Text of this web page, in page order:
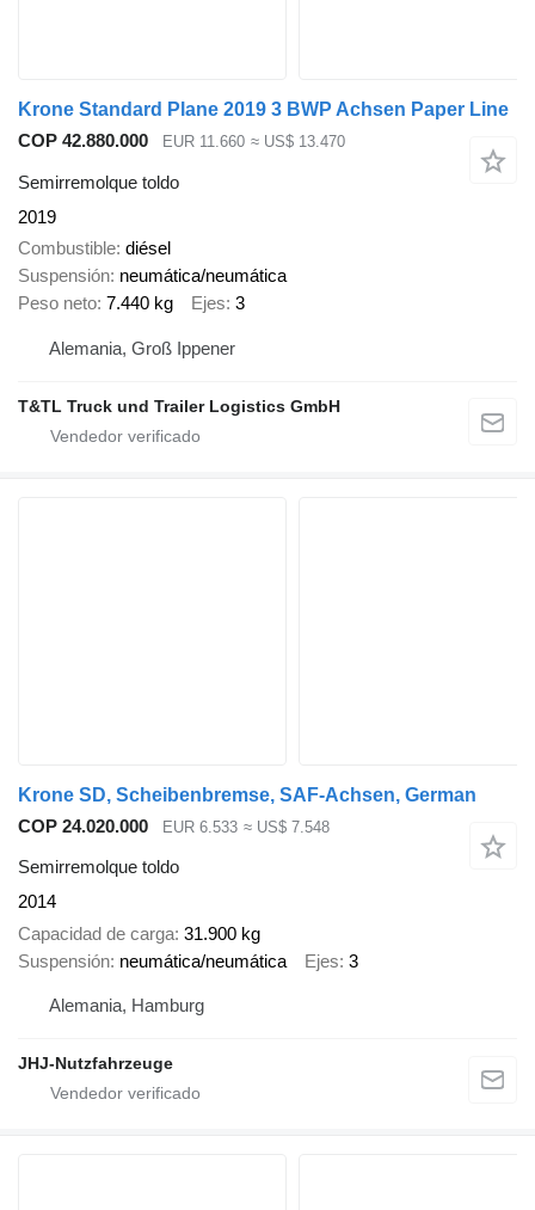
Krone Standard Plane 2019 3 BWP Achsen Paper Line
COP 42.880.000
EUR 11.660 ≈ US$ 13.470
Semirremolque toldo
2019
Combustible diésel
Suspensión neumática/neumática
Peso neto 7.440 kg Ejes 3
Alemania, Groß Ippener
T&TL Truck und Trailer Logistics GmbH
Krone SD, Scheibenbremse, SAF-Achsen, German
COP 24.020.000
EUR 6.533 ≈ US$ 7.548
Semirremolque toldo
2014
Capacidad de carga 31.900 kg
Suspensión neumática/neumática Ejes 3
Alemania, Hamburg
JHJ-Nutzfahrzeuge